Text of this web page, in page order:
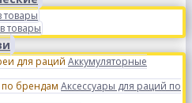
товары
товары
Аккумуляторные
Аксессуары для раций по